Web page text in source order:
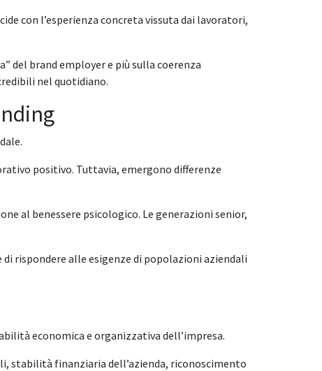
con l’esperienza concreta vissuta dai lavoratori,
del brand employer e più sulla coerenza
nel quotidiano.
positivo. Tuttavia, emergono differenze
al benessere psicologico. Le generazioni senior,
rispondere alle esigenze di popolazioni aziendali
economica e organizzativa dell’impresa.
stabilità finanziaria dell’azienda, riconoscimento